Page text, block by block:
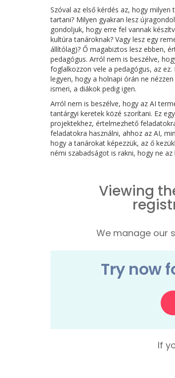
Szóval az első kérdés az, hogy
tartani? Milyen gyakran lesz
gondoljuk, hogy erre fel vannak
kultúra tanároknak? Vagy lesz egy
állítólag)? Ő magabiztos lesz ebben,
pedagógus. Arról nem is beszélve,
foglalkozzon vele a pedagógus, az
legyen, hogy a holnapi órán ne
ismeri, a diákok pedig igen.
Arról nem is beszélve, hogy az AI
tantárgyi keretek közé szorítani. Ez
projektekhez, értelmezhető
feladatokra használni, ahhoz az AI,
hogy a tanárokat képezzük, az ő
némi szabadságot is rakni, hogy ne